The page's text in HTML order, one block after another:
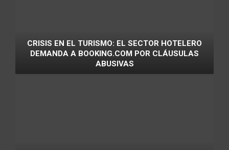
CRISIS EN EL TURISMO: EL SECTOR HOTELERO
DEMANDA A BOOKING.COM POR CLÁUSULAS
ABUSIVAS